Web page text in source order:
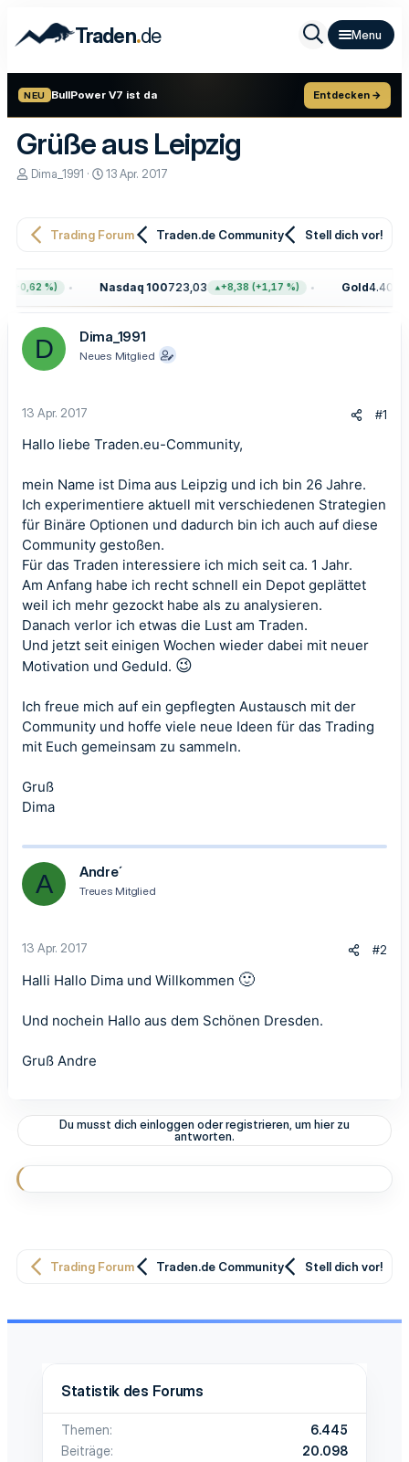
Traden.de
NEU BullPower V7 ist da Entdecken →
Grüße aus Leipzig
E
e
r
Dima_1991
E
e
a
m
13 Apr. 2017
Trading Forum Traden.de Community Stell dich vor!
%) Nasdaq 100723,03 +8,38 (+1,17 %) Gold4.405,70
D Dima_1991
Neues Mitglied
13 Apr. 2017 #1
Hallo liebe Traden.eu-Community,
mein Name ist Dima aus Leipzig und ich bin 26 Jahre.
Ich experimentiere aktuell mit verschiedenen Strategien
für Binäre Optionen und dadurch bin ich auch auf diese
Community gestoßen.
Für das Traden interessiere ich mich seit ca. 1 Jahr.
Am Anfang habe ich recht schnell ein Depot geplättet
weil ich mehr gezockt habe als zu analysieren.
Danach verlor ich etwas die Lust am Traden.
Und jetzt seit einigen Wochen wieder dabei mit neuer
Motivation und Geduld. 😉
Ich freue mich auf ein gepflegten Austausch mit der
Community und hoffe viele neue Ideen für das Trading
mit Euch gemeinsam zu sammeln.
Gruß
Dima
A Andre´
Treues Mitglied
13 Apr. 2017 #2
Halli Hallo Dima und Willkommen 🙂
Und nochein Hallo aus dem Schönen Dresden.
Gruß Andre
Du musst dich einloggen oder registrieren, um hier zu
antworten.
Trading Forum Traden.de Community Stell dich vor!
Statistik des Forums
Themen
6.445
Beiträge
20.098